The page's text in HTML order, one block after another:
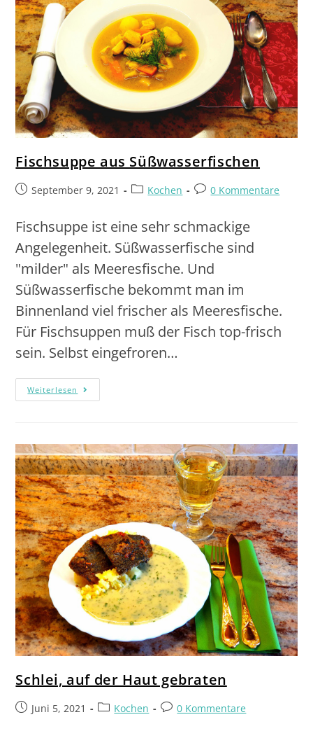
Fischsuppe aus Süßwasserfischen
September 9, 2021 Kochen 0 Kommentare
Fischsuppe ist eine sehr schmackige
Angelegenheit. Süßwasserfische sind
"milder" als Meeresfische. Und
Süßwasserfische bekommt man im
Binnenland viel frischer als Meeresfische.
Für Fischsuppen muß der Fisch top-frisch
sein. Selbst eingefroren…
Weiterlesen
Schlei, auf der Haut gebraten
Juni 5, 2021 Kochen 0 Kommentare